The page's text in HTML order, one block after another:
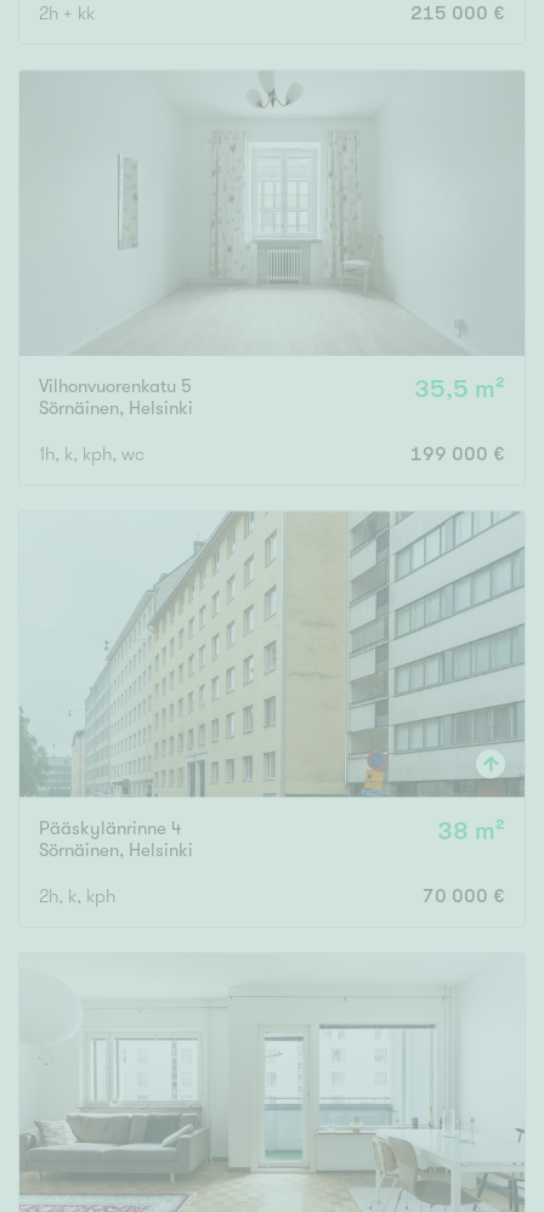
Ominaisuudet
Maalämpö
Oma ranta
Oma sauna
2h + kk 215 000 €
Vilhonvuorenkatu 5
Sörnäinen, Helsinki
35,5 m²
1h, k, kph, wc 199 000 €
Pääskylänrinne 4
Sörnäinen, Helsinki
38 m²
2h, k, kph 70 000 €